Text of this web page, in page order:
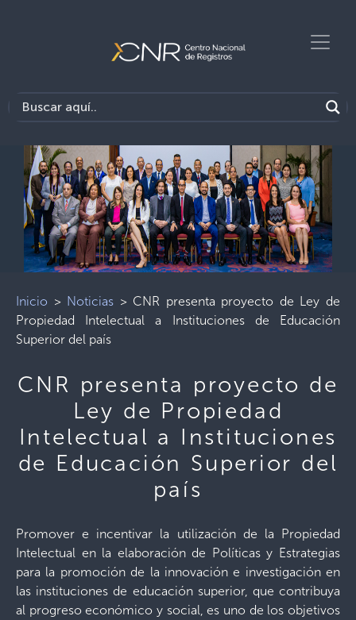
Inicio > Noticias > CNR presenta proyecto de Ley de
Propiedad Intelectual a Instituciones de Educación
Superior del país
CNR presenta proyecto de
Ley de Propiedad
Intelectual a Instituciones
de Educación Superior del
país
Promover e incentivar la utilización de la Propiedad
Intelectual en la elaboración de Políticas y Estrategias
para la promoción de la innovación e investigación en
las instituciones de educación superior, que contribuya
al progreso económico y social, es uno de los objetivos